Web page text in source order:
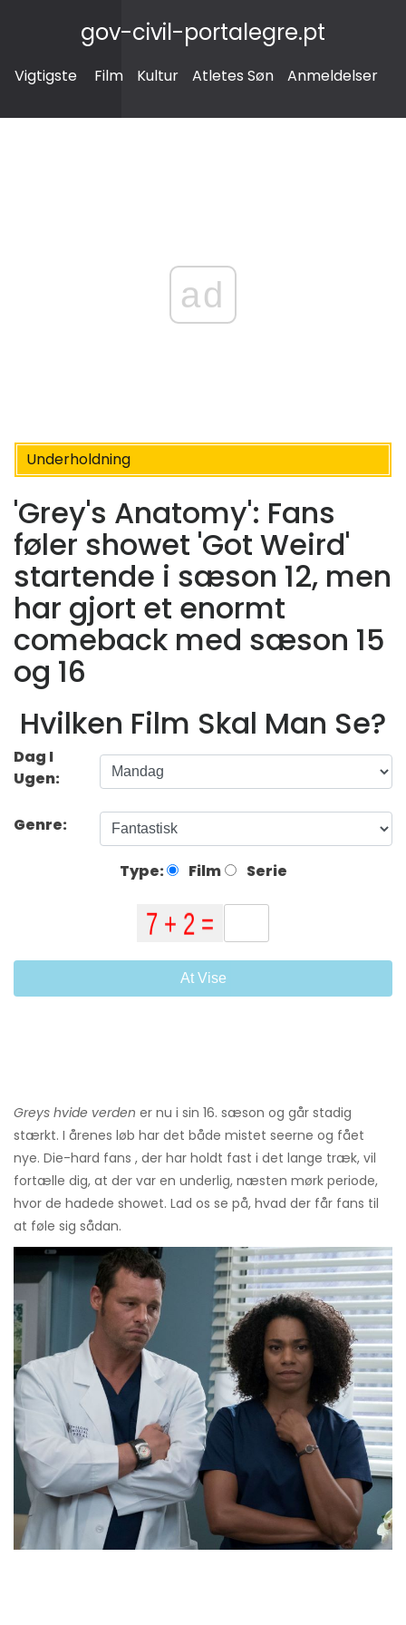
gov-civil-portalegre.pt
Vigtigste Film Kultur Atletes Søn Anmeldelser
ad
Underholdning
'Grey's Anatomy': Fans
føler showet 'Got Weird'
startende i sæson 12, men
har gjort et enormt
comeback med sæson 15
og 16
Hvilken Film Skal Man Se?
Dag I
Ugen:
Genre:
Type: Film Serie
At Vise
Greys hvide verden er nu i sin 16. sæson og går stadig
stærkt. I årenes løb har det både mistet seerne og fået
nye. Die-hard fans , der har holdt fast i det lange træk, vil
fortælle dig, at der var en underlig, næsten mørk periode,
hvor de hadede showet. Lad os se på, hvad der får fans til
at føle sig sådan.